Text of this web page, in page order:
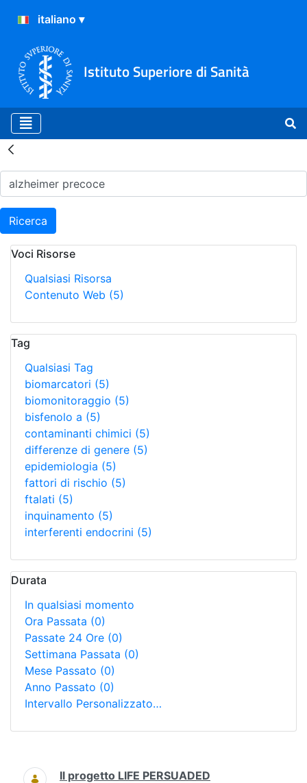
Istituto Superiore di Sanità
Risultati della Ricerca -
Ricerca
Voci Risorse
Qualsiasi Risorsa
Contenuto Web (5)
Tag
Qualsiasi Tag
biomarcatori (5)
biomonitoraggio (5)
bisfenolo a (5)
contaminanti chimici (5)
differenze di genere (5)
epidemiologia (5)
fattori di rischio (5)
ftalati (5)
inquinamento (5)
interferenti endocrini (5)
Durata
In qualsiasi momento
Ora Passata (0)
Passate 24 Ore (0)
Settimana Passata (0)
Mese Passato (0)
Anno Passato (0)
Intervallo Personalizzato…
Ricerca
Il progetto LIFE PERSUADED